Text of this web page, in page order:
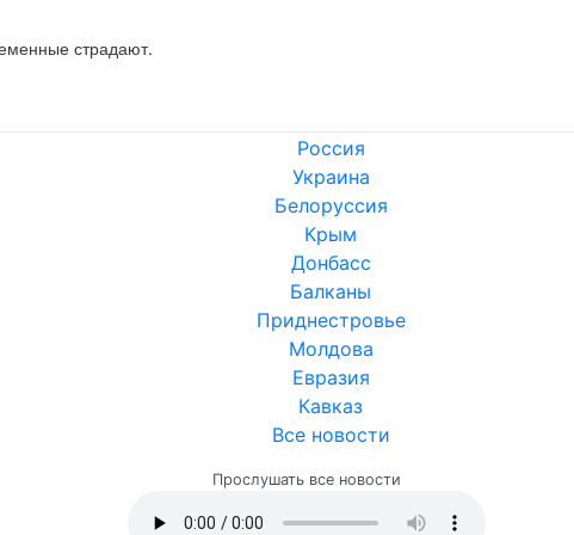
страдают.
Россия
Украина
Белоруссия
Крым
Донбасс
Балканы
Приднестровье
Молдова
Евразия
Кавказ
Все новости
Прослушать все новости